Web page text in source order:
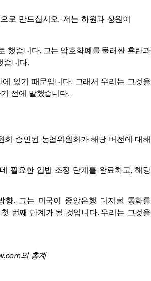
로 만드십시오. 저는 하원과 상원이
했습니다. 그는 암호화폐를 둘러싼 혼란과
습니다.
있기 때문입니다. 그래서 우리는 그것을
전에 말했습니다.
회 승인됨 농업위원회가 해당 버전에 대해
필요한 입법 조정 단계를 완료하고, 해당
향. 그는 미국이 중앙은행 디지털 통화를
번째 단계가 될 것입니다. 우리는 그것을
의 총계